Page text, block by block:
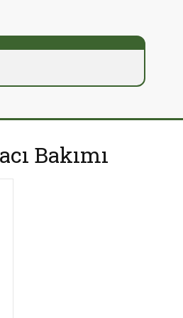
Bakımı